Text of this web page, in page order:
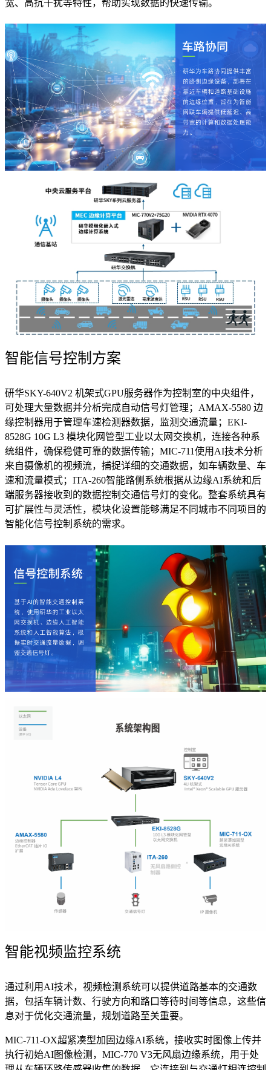
宽、高抗干扰等特性，帮助实现数据的快速传输。
智能信号控制方案
研华SKY-640V2 机架式GPU服务器作为控制室的中央组件，
可处理大量数据并分析完成自动信号灯管理；AMAX-5580 边
缘控制器用于管理车速检测器数据，监测交通流量；EKI-
8528G 10G L3 模块化网管型工业以太网交换机，连接各种系
统组件，确保稳健可靠的数据传输；MIC-711使用AI技术分析
来自摄像机的视频流，捕捉详细的交通数据，如车辆数量、车
速和流量模式；ITA-260智能路侧系统根据从边缘AI系统和后
端服务器接收到的数据控制交通信号灯的变化。整套系统具有
可扩展性与灵活性，模块化设置能够满足不同城市不同项目的
智能化信号控制系统的需求。
智能视频监控系统
通过利用AI技术，视频检测系统可以提供道路基本的交通数
据，包括车辆计数、行驶方向和路口等待时间等信息，这些信
息对于优化交通流量，规划道路至关重要。
MIC-711-OX超紧凑型加固边缘AI系统，接收实时图像上传并
执行初始AI图像检测，MIC-770 V3无风扇边缘系统，用于处